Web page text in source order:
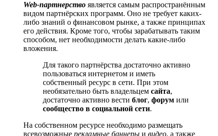
Web-партнерство является самым распространённым
видом партнёрских программ. Оно не требует каких-
либо знаний о финансовом рынке, а также принципах
его действия. Кроме того, чтобы зарабатывать таким
способом, нет необходимости делать какие-либо
вложения.
Для такого партнёрства достаточно активно
пользоваться интернетом и иметь
собственный ресурс в сети. При этом
необязательно быть владельцем сайта,
достаточно активно вести блог, форум или
сообщество в социальной сети.
На собственном ресурсе необходимо размещать
всевозможные рекламные баннеры и видео, а также